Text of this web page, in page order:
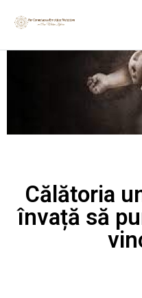
Călătoria
învață să